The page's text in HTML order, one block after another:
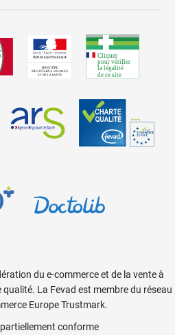
du e-commerce et de la vente à
La Fevad est membre du réseau
Europe Trustmark.
partiellement conforme